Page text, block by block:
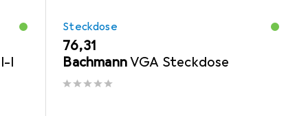
I
Steckdose
EUR
76,31
BachmannVGA Steckdose